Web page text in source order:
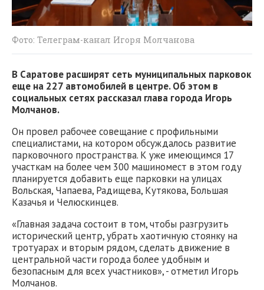
Фото: Телеграм-канал Игоря Молчанова
В Саратове расширят сеть муниципальных парковок
еще на 227 автомобилей в центре. Об этом в
социальных сетях рассказал глава города Игорь
Молчанов.
Он провел рабочее совещание с профильными
специалистами, на котором обсуждалось развитие
парковочного пространства. К уже имеющимся 17
участкам на более чем 300 машиномест в этом году
планируется добавить еще парковки на улицах
Вольская, Чапаева, Радищева, Кутякова, Большая
Казачья и Челюскинцев.
«Главная задача состоит в том, чтобы разгрузить
исторический центр, убрать хаотичную стоянку на
тротуарах и вторым рядом, сделать движение в
центральной части города более удобным и
безопасным для всех участников», - отметил Игорь
Молчанов.